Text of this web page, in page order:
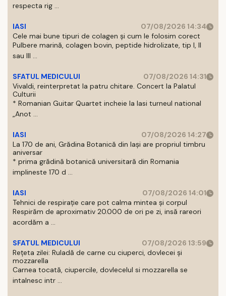
respecta rig ...
IASI
07/08/2026 14:34
Cele mai bune tipuri de colagen și cum le folosim corect
Pulbere marină, colagen bovin, peptide hidrolizate, tip I, II
sau III ...
SFATUL MEDICULUI
07/08/2026 14:31
Vivaldi, reinterpretat la patru chitare. Concert la Palatul
Culturii
* Romanian Guitar Quartet incheie la Iasi turneul national
„Anot ...
IASI
07/08/2026 14:27
La 170 de ani, Grădina Botanică din Iași are propriul timbru
aniversar
* prima grădină botanică universitară din Romania
implineste 170 d ...
IASI
07/08/2026 14:01
Tehnici de respirație care pot calma mintea și corpul
Respirăm de aproximativ 20.000 de ori pe zi, insă rareori
acordăm a ...
SFATUL MEDICULUI
07/08/2026 13:59
Rețeta zilei: Ruladă de carne cu ciuperci, dovlecei și
mozzarella
Carnea tocată, ciupercile, dovlecelul si mozzarella se
intalnesc intr ...